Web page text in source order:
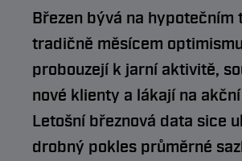
Březen bývá na hypotečním
tradičně měsícem
probouzejí k jarní aktivitě,
nové klienty a lákají na
Letošní březnová data sice
drobný pokles průměrné